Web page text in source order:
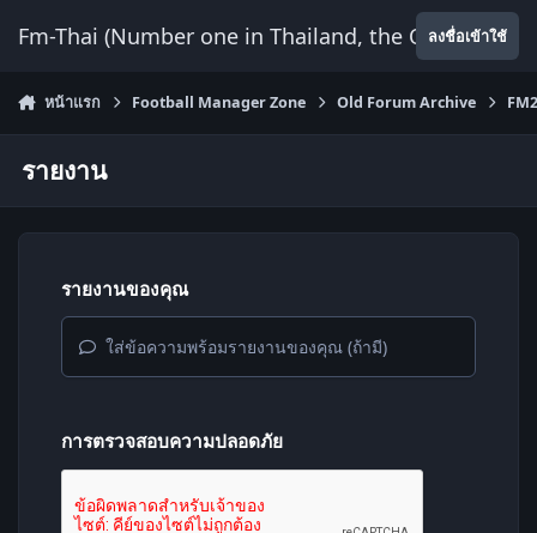
Fm-Thai (Number one in Thailand, the Onlyลงชื่อเข้าใช้
หน้าแรก Football Manager Zone Old Forum Archive
รายงาน
รายงานของคุณ
ใส่ข้อความพร้อมรายงานของคุณ (ถ้ามี)
การตรวจสอบความปลอดภัย